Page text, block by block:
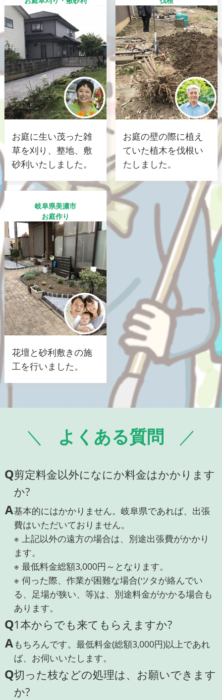
お庭に生い茂った雑
草を刈り、整地、敷
砂利いたしました。
お庭の壁の際に植え
ていた植木を伐根い
たしました。
岐阜県美濃市
お庭作り
花壇と砂利敷きの施
工を行いました。
よくある質問
Q剪定料金以外になにか料金はかかります
か?
A基本的にはかかりません。岐阜県であれば、出張
費はいただいておりません。
※ 上記以外の遠方の場合は、別途出張費がかかり
ます。
※ 最低料金総額3,000円～となります。
※ 伺った際、作業が困難な場合(ツタが絡んでい
る、足場が狭い、等)は、別途料金がかかる場合も
あります。
Q1本からでも来てもらえますか?
Aもちろんです。最低料金(総額3,000円)以上であれ
ば、お伺いいたします。
Q切った枝などの処理は、お願いできます
か?